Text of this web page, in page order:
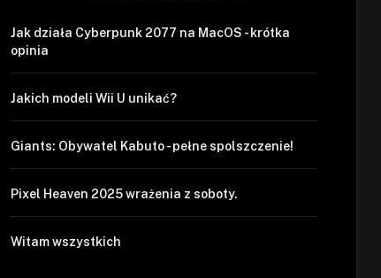
Jak działa Cyberpunk 2077 na MacOS - krótka
opinia
Jakich modeli Wii U unikać?
Giants: Obywatel Kabuto - pełne spolszczenie!
Pixel Heaven 2025 wrażenia z soboty.
Witam wszystkich